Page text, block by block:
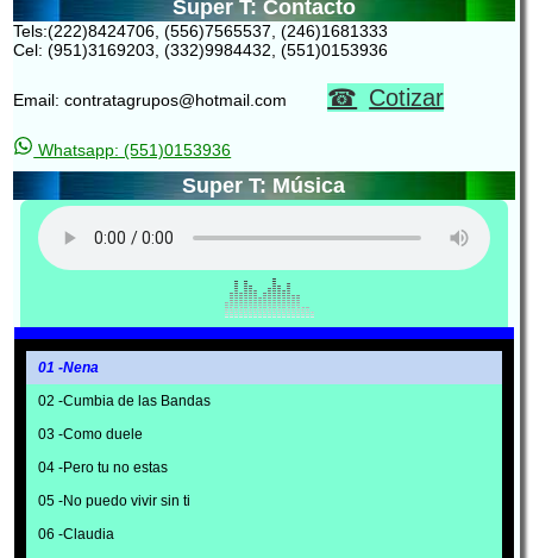
Super T: Contacto
Tels:(222)8424706, (556)7565537, (246)1681333
Cel: (951)3169203, (332)9984432, (551)0153936
Email: contratagrupos@hotmail.com Cotizar
Whatsapp: (551)0153936
Super T: Música
01 -Nena
02 -Cumbia de las Bandas
03 -Como duele
04 -Pero tu no estas
05 -No puedo vivir sin ti
06 -Claudia